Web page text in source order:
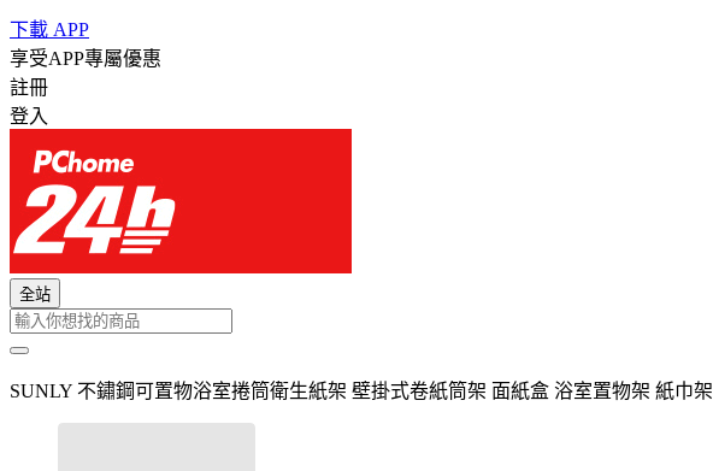
下載 APP
享受APP專屬優惠
註冊
登入
全站
SUNLY 不鏽鋼可置物浴室捲筒衛生紙架 壁掛式卷紙筒架 面紙盒 浴室置物架 紙巾架